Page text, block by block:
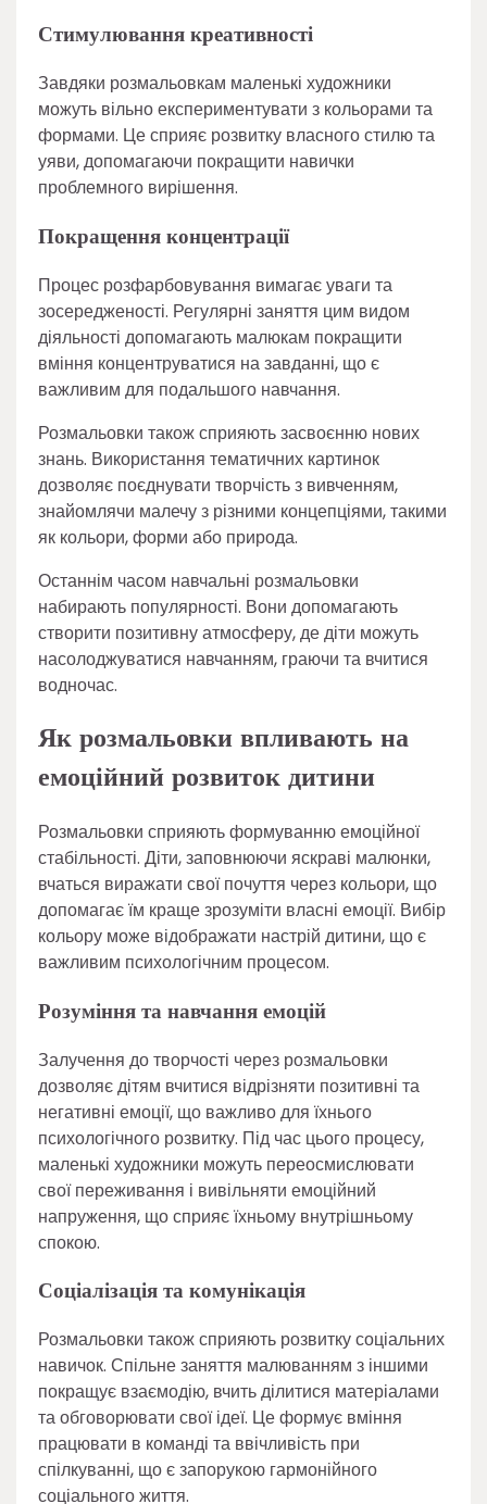
Стимулювання креативності
Завдяки розмальовкам маленькі художники
можуть вільно експериментувати з кольорами та
формами. Це сприяє розвитку власного стилю та
уяви, допомагаючи покращити навички
проблемного вирішення.
Покращення концентрації
Процес розфарбовування вимагає уваги та
зосередженості. Регулярні заняття цим видом
діяльності допомагають малюкам покращити
вміння концентруватися на завданні, що є
важливим для подальшого навчання.
Розмальовки також сприяють засвоєнню нових
знань. Використання тематичних картинок
дозволяє поєднувати творчість з вивченням,
знайомлячи малечу з різними концепціями, такими
як кольори, форми або природа.
Останнім часом навчальні розмальовки
набирають популярності. Вони допомагають
створити позитивну атмосферу, де діти можуть
насолоджуватися навчанням, граючи та вчитися
водночас.
Як розмальовки впливають на
емоційний розвиток дитини
Розмальовки сприяють формуванню емоційної
стабільності. Діти, заповнюючи яскраві малюнки,
вчаться виражати свої почуття через кольори, що
допомагає їм краще зрозуміти власні емоції. Вибір
кольору може відображати настрій дитини, що є
важливим психологічним процесом.
Розуміння та навчання емоцій
Залучення до творчості через розмальовки
дозволяє дітям вчитися відрізняти позитивні та
негативні емоції, що важливо для їхнього
психологічного розвитку. Під час цього процесу,
маленькі художники можуть переосмислювати
свої переживання і вивільняти емоційний
напруження, що сприяє їхньому внутрішньому
спокою.
Соціалізація та комунікація
Розмальовки також сприяють розвитку соціальних
навичок. Спільне заняття малюванням з іншими
покращує взаємодію, вчить ділитися матеріалами
та обговорювати свої ідеї. Це формує вміння
працювати в команді та ввічливість при
спілкуванні, що є запорукою гармонійного
соціального життя.